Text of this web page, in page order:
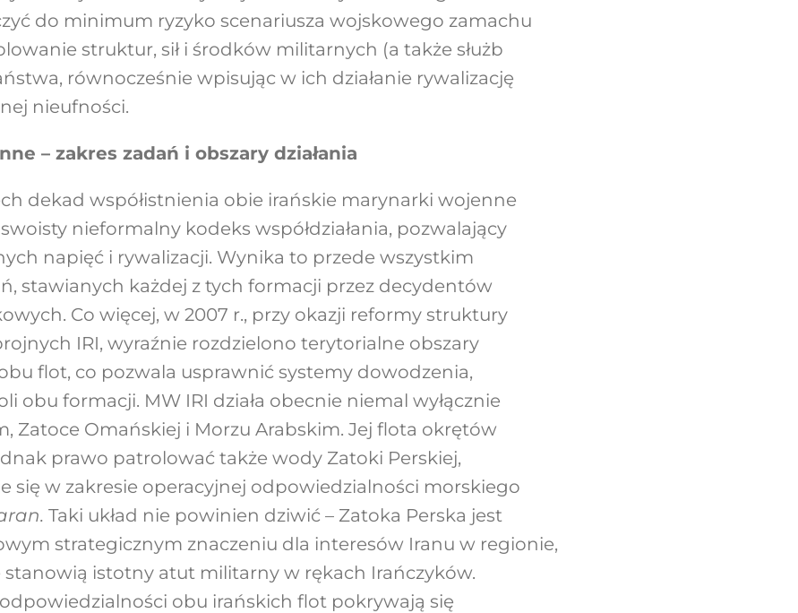
do minimum ryzyko scenariusza wojskowego zamachu
struktur, sił i środków militarnych (a także służb
równocześnie wpisując w ich działanie rywalizację
nieufności.
– zakres zadań i obszary działania
dekad współistnienia obie irańskie marynarki wojenne
nieformalny kodeks współdziałania, pozwalający
napięć i rywalizacji. Wynika to przede wszystkim
stawianych każdej z tych formacji przez decydentów
Co więcej, w 2007 r., przy okazji reformy struktury
IRI, wyraźnie rozdzielono terytorialne obszary
flot, co pozwala usprawnić systemy dowodzenia,
obu formacji. MW IRI działa obecnie niemal wyłącznie
Zatoce Omańskiej i Morzu Arabskim. Jej flota okrętów
prawo patrolować także wody Zatoki Perskiej,
się w zakresie operacyjnej odpowiedzialności morskiego
Taki układ nie powinien dziwić – Zatoka Perska jest
strategicznym znaczeniu dla interesów Iranu w regionie,
istotny atut militarny w rękach Irańczyków.
obu irańskich flot pokrywają się